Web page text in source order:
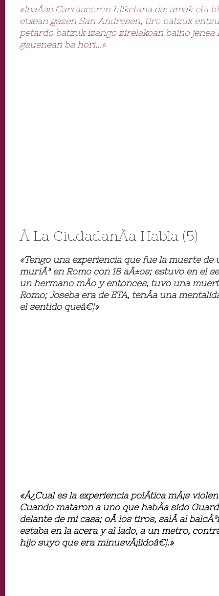
«IsaÃ­as Carrascoren hilketana da; amak eta
etxean gazen San Andresen, tiro batzuk
petardo batzuk izango zirelakoan baino
gauenean ba hori…»
Â La CiudadanÃ­a Habla (5)
«Tengo una experiencia que fue la muerte de
muriÃ³ en Romo con 18 aÃ±os; estuvo en el
un hermano mÃ­o y entonces, tuvo una
Romo; Joseba era de ETA, tenÃ­a una
el sentido queâ€¦»
«Â¿Cual es la experiencia polÃ­tica mÃ¡s
Cuando mataron a uno que habÃ­a sido
delante de mi casa; oÃ­ los tiros, salÃ­ al
estaba en la acera y al lado, a un metro,
hijo suyo que era minusvÃ¡lidoâ€¦.»